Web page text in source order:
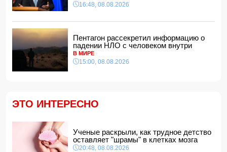
В Азербайджане ожидается жара до 41 градуса —
объявлено предупреждение
14:34, 08.08.2026
В Агдашском районе расследуется конфликт, связанный
с церемонией помолвки с участием
несовершеннолетней
14:28, 08.08.2026
Найдено тело утонувшего в море 16-летнего юноши
обвинений в адрес Инфантино
ВС РФ взяли под контроль Ивановку в Харьковской
области
14:04, 08.08.2026
16:48, 08.08.2026
Пентагон рассекретил информацию о
падении НЛО с человеком внутри
В МИРЕ
15:00, 08.08.2026
ЭТО ИНТЕРЕСНО
Ученые раскрыли, как трудное детство
оставляет "шрамы" в клетках мозга
20:48, 08.08.2026